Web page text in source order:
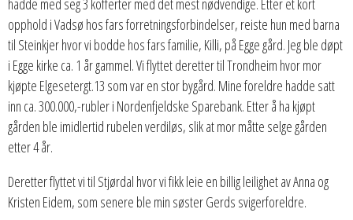
hadde med seg 3 kofferter med det mest nødvendige. Etter et kort
opphold i Vadsø hos fars forretningsforbindelser, reiste hun med barna
til Steinkjer hvor vi bodde hos fars familie, Killi, på Egge gård. Jeg ble døpt
i Egge kirke ca. 1 år gammel. Vi flyttet deretter til Trondheim hvor mor
kjøpte Elgesetergt.13 som var en stor bygård. Mine foreldre hadde satt
inn ca. 300.000,-rubler i Nordenfjeldske Sparebank. Etter å ha kjøpt
gården ble imidlertid rubelen verdiløs, slik at mor måtte selge gården
etter 4 år.
Deretter flyttet vi til Stjørdal hvor vi fikk leie en billig leilighet av Anna og
Kristen Eidem, som senere ble min søster Gerds svigerforeldre.